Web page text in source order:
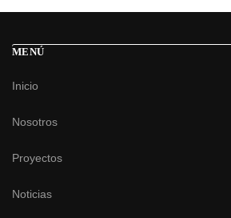
MENÚ
Inicio
Nosotros
Proyectos
Noticias